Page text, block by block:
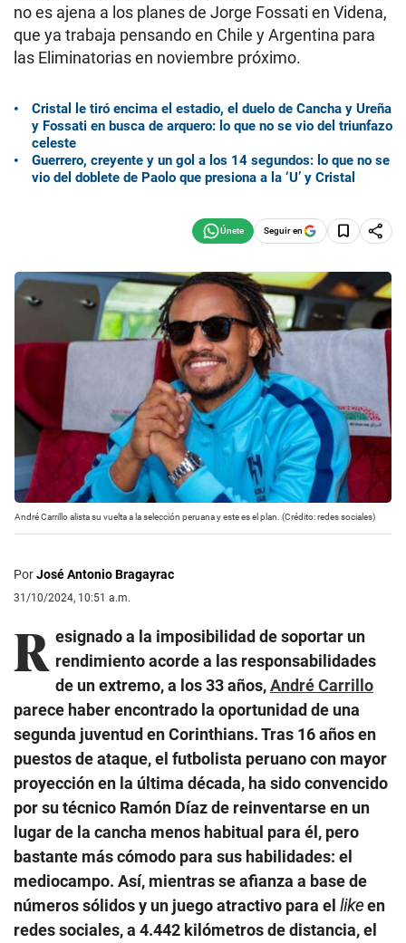
no es ajena a los planes de Jorge Fossati en Videna,
que ya trabaja pensando en Chile y Argentina para
las Eliminatorias en noviembre próximo.
Cristal le tiró encima el estadio, el duelo de Cancha y Ureña
y Fossati en busca de arquero: lo que no se vio del triunfazo
celeste
Guerrero, creyente y un gol a los 14 segundos: lo que no se
vio del doblete de Paolo que presiona a la ‘U’ y Cristal
Seguir en
André Carrillo alista su vuelta a la selección peruana y este es el plan. (Crédito: redes sociales)
PorJosé Antonio Bragayrac
31/10/2024, 10:51 a.m.
R esignado a la imposibilidad de soportar un
rendimiento acorde a las responsabilidades
de un extremo, a los 33 años,André Carrillo
parece haber encontrado la oportunidad de una
segunda juventud en Corinthians. Tras 16 años en
puestos de ataque, el futbolista peruano con mayor
proyección en la última década, ha sido convencido
por su técnico Ramón Díaz de reinventarse en un
lugar de la cancha menos habitual para él, pero
bastante más cómodo para sus habilidades: el
mediocampo. Así, mientras se afianza a base de
números sólidos y un juego atractivo para el likeen
redes sociales, a 4.442 kilómetros de distancia, el